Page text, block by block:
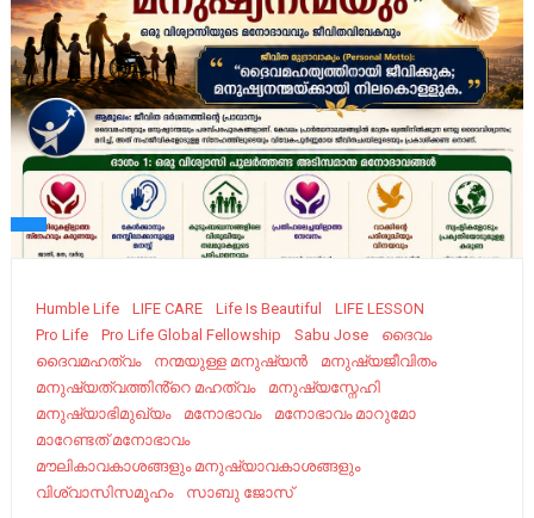
Humble Life LIFE CARE Life Is Beautiful
LIFE LESSON
Pro Life
Pro Life Global Fellowship Sabu Jose
ദൈവം
ദൈവമഹത്വം
നന്മയുള്ള മനുഷ്യൻ
മനുഷ്യജീവിതം
മനുഷ്യത്വത്തിൻ്റെ മഹത്വം
മനുഷ്യസ്നേഹി
മനുഷ്യാഭിമുഖ്യം
മനോഭാവം
മനോഭാവം മാറുമോ
മാറേണ്ടത് മനോഭാവം
മൗലികാവകാശങ്ങളും മനുഷ്യാവകാശങ്ങളും
വിശ്വാസിസമൂഹം
സാബു ജോസ്